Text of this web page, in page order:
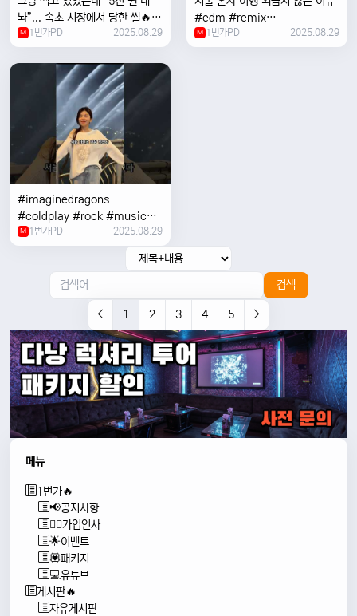
놔”... 속초 시장에서 당한 썰🔥
M 1번가PD 2025.08.29
#edm #remix
#electronicmusic #singer
#newmusic #music #여행
M 1번가PD 2025.08.29
#imaginedragons
#coldplay #rock #music
#concert
M 1번가PD 2025.08.29
검색
1 2 3 4 5
메뉴
1번가🔥
📢공지사항
🙇‍♂️가입인사
🌟이벤트
💟패키지
💻유튜브
게시판🔥
자유게시판